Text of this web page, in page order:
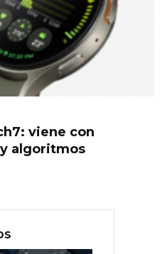
viene con
algoritmos